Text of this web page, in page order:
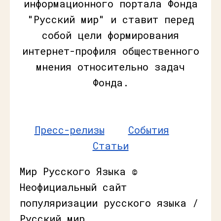
информационного портала Фонда
"Русский мир" и ставит перед
собой цели формирования
интернет-профиля общественного
мнения относительно задач
Фонда.
Пресс-релизы
События
Статьи
Мир Русского Языка ©
Неофициальный сайт
популяризации русского языка /
Русский мир